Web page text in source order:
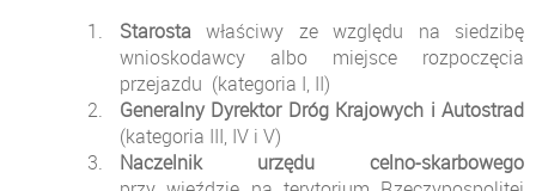
Starosta właściwy ze względu na siedzibę
wnioskodawcy albo miejsce rozpoczęcia
przejazdu (kategoria I, II)
Generalny Dyrektor Dróg Krajowych i Autostrad
(kategoria III, IV i V)
Naczelnik urzędu celno-skarbowego